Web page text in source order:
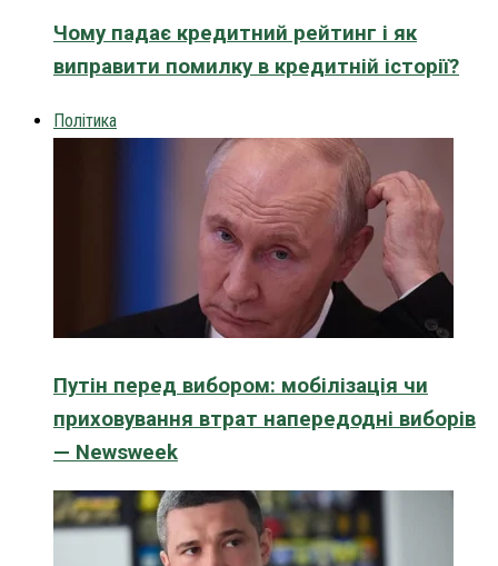
Чому падає кредитний рейтинг і як
виправити помилку в кредитній історії?
Політика
Путін перед вибором: мобілізація чи
приховування втрат напередодні виборів
— Newsweek